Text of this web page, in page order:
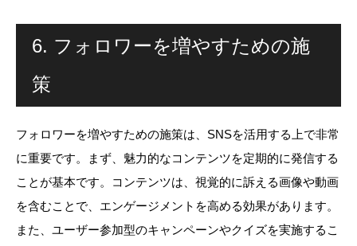
6. フォロワーを増やすための施
策
フォロワーを増やすための施策は、SNSを活用する上で非常
に重要です。まず、魅力的なコンテンツを定期的に発信する
ことが基本です。コンテンツは、視覚的に訴える画像や動画
を含むことで、エンゲージメントを高める効果があります。
また、ユーザー参加型のキャンペーンやクイズを実施するこ